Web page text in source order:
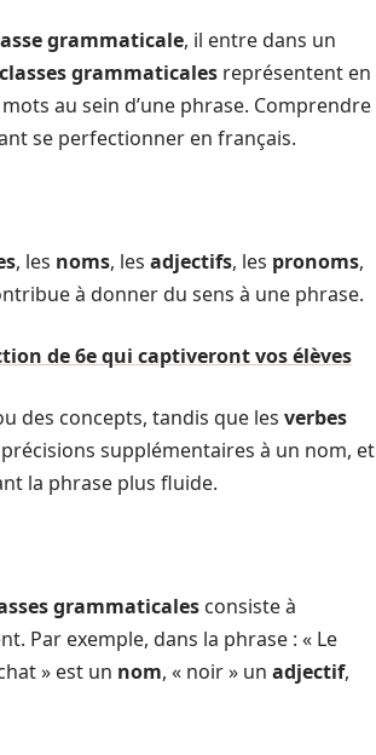
grammaticale, il entre dans un
classes grammaticales représentent en
au sein d’une phrase. Comprendre
se perfectionner en français.
, les noms, les adjectifs, les pronoms,
à donner du sens à une phrase.
de 6e qui captiveront vos élèves
des concepts, tandis que les verbes
supplémentaires à un nom, et
la phrase plus fluide.
grammaticales consiste à
Par exemple, dans la phrase : « Le
» est un nom, « noir » un adjectif,